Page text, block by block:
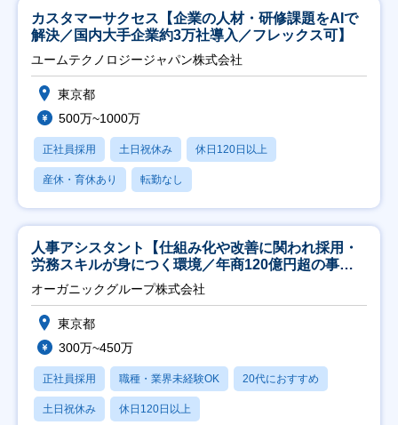
カスタマーサクセス【企業の人材・研修課題をAIで
解決／国内大手企業約3万社導入／フレックス可】
ユームテクノロジージャパン株式会社
東京都
500万~1000万
正社員採用 土日祝休み 休日120日以上
産休・育休あり 転勤なし
人事アシスタント【仕組み化や改善に関われ採用・
労務スキルが身につく環境／年商120億円超の事業
会社】
オーガニックグループ株式会社
東京都
300万~450万
正社員採用 職種・業界未経験OK 20代におすすめ
土日祝休み 休日120日以上